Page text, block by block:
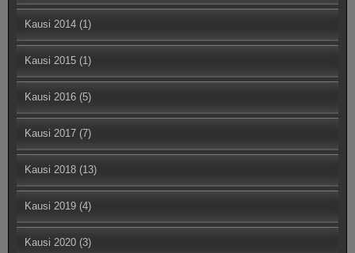
Kausi 2014 (1)
Kausi 2015 (1)
Kausi 2016 (5)
Kausi 2017 (7)
Kausi 2018 (13)
Kausi 2019 (4)
Kausi 2020 (3)